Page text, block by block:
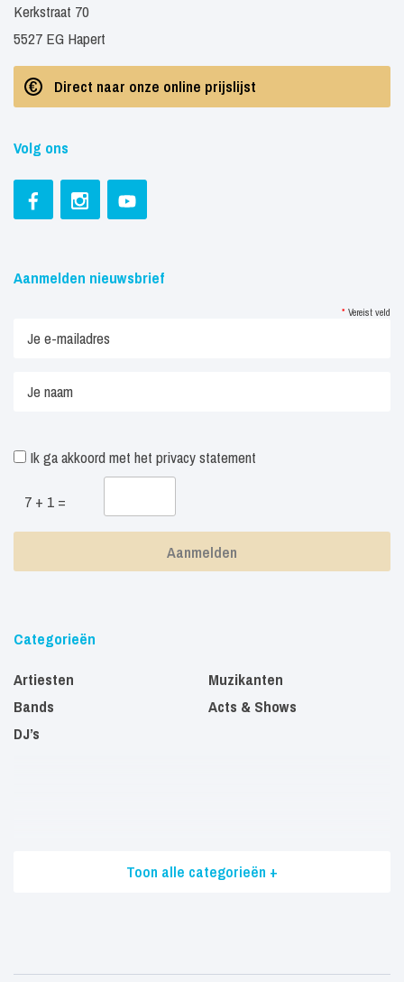
Kerkstraat 70
5527 EG Hapert
Direct naar onze online prijslijst
Volg ons
Aanmelden nieuwsbrief
* Vereist veld
Ik ga akkoord met het privacy statement
7 + 1 =
Categorieën
Artiesten
Bands
DJ’s
Muzikanten
Acts & Shows
Toon alle categorieën +